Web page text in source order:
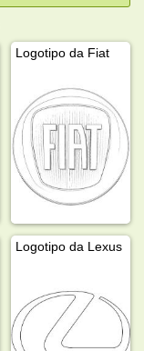
Logotipo da Fiat
Logotipo da Lexus